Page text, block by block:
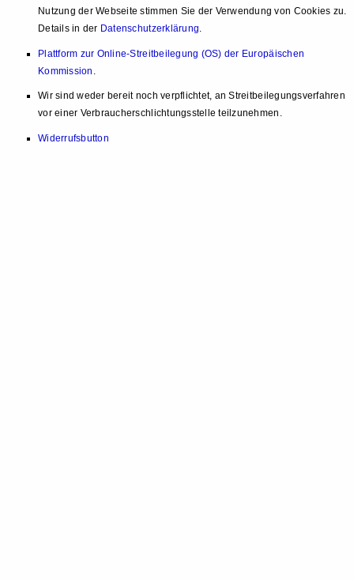
Nutzung der Webseite stimmen Sie der Verwendung von Cookies zu.
Details in der Datenschutzerklärung.
Plattform zur Online-Streitbeilegung (OS) der Europäischen
Kommission
Wir sind weder bereit noch verpflichtet, an Streitbeilegungsverfahren
vor einer Verbraucherschlichtungsstelle teilzunehmen.
Widerrufsbutton